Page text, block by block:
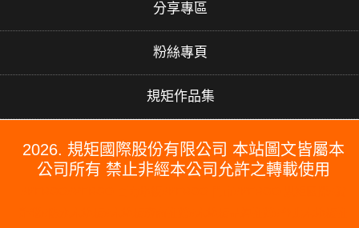
分享專區
粉絲專頁
規矩作品集
2026. 規矩國際股份有限公司 本站圖文皆屬本
公司所有 禁止非經本公司允許之轉載使用